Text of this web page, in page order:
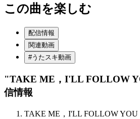
この曲を楽しむ
配信情報
関連動画
#うたスキ動画
"TAKE ME，I'LL FOLLOW
信情報
TAKE ME，I'LL FOLLOW YOU